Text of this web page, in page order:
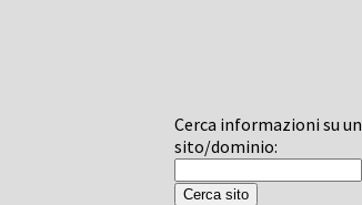
Cerca informazioni su un
sito/dominio: